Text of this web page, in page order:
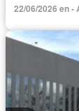
22/06/2026 en -